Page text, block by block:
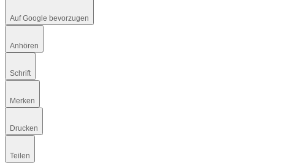
Auf Google bevorzugen
Anhören
Schrift
Merken
Drucken
Teilen